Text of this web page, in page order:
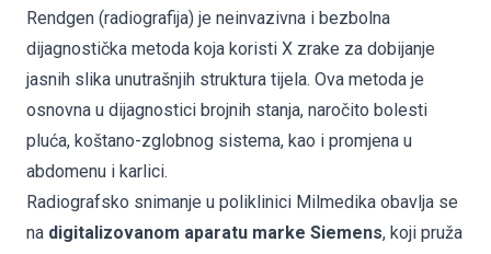
Rendgen (radiografija) je neinvazivna i bezbolna
dijagnostička metoda koja koristi X zrake za dobijanje
jasnih slika unutrašnjih struktura tijela. Ova metoda je
osnovna u dijagnostici brojnih stanja, naročito bolesti
pluća, koštano-zglobnog sistema, kao i promjena u
abdomenu i karlici.
Radiografsko snimanje u poliklinici Milmedika obavlja se
na digitalizovanom aparatu marke Siemens, koji pruža